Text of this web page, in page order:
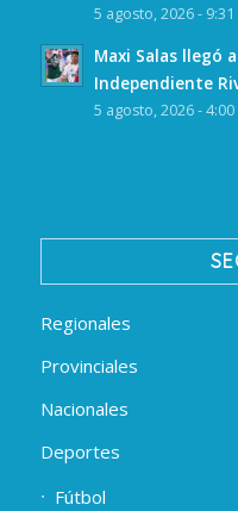
5 agosto, 2026 -
Maxi Salas llegó
Independiente
5 agosto, 2026 - 4:00
Regionales
Provinciales
Nacionales
Deportes
Fútbol